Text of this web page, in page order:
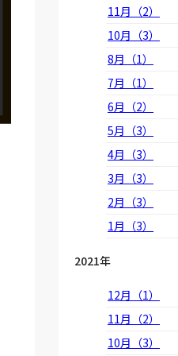
11月（2）
10月（3）
8月（1）
7月（1）
6月（2）
5月（3）
4月（3）
3月（3）
2月（3）
1月（3）
2021年
12月（1）
11月（2）
10月（3）